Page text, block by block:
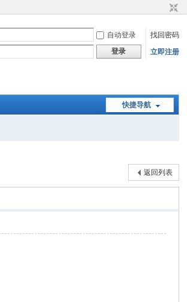
自动登录
找回密码
登录 立即注册
快捷导航
返回列表